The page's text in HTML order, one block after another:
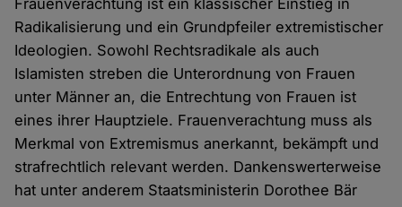
Frauenverachtung ist ein klassischer Einstieg in
Radikalisierung und ein Grundpfeiler extremistischer
Ideologien. Sowohl Rechtsradikale als auch
Islamisten streben die Unterordnung von Frauen
unter Männer an, die Entrechtung von Frauen ist
eines ihrer Hauptziele. Frauenverachtung muss als
Merkmal von Extremismus anerkannt, bekämpft und
strafrechtlich relevant werden. Dankenswerterweise
hat unter anderem Staatsministerin Dorothee Bär